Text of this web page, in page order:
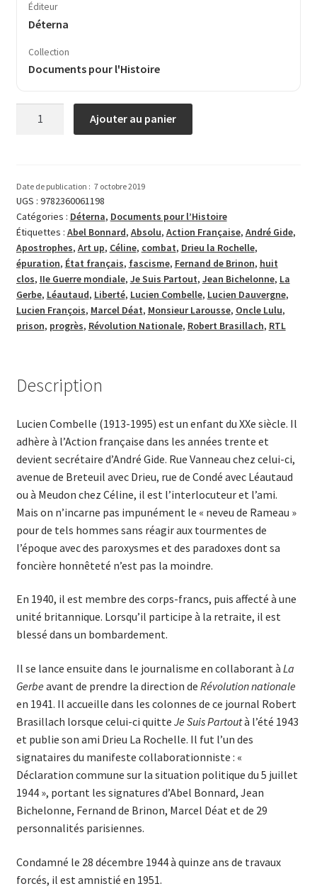
Éditeur
Déterna
Collection
Documents pour l'Histoire
huis
clos
Ajouter au panier
Date de publication : 7 octobre 2019
UGS : 9782360061198
Catégories : Déterna, Documents pour l’Histoire
Étiquettes : Abel Bonnard, Absolu, Action Française, André Gide,
Apostrophes, Art up, Céline, combat, Drieu la Rochelle,
épuration, État français, fascisme, Fernand de Brinon, huit
clos, IIe Guerre mon­diale, Je Suis Partout, Jean Bichelonne, La
Gerbe, Léautaud, Liberté, Lucien Combelle, Lucien Dauvergne,
Lucien François, Marcel Déat, Monsieur Larousse, Oncle Lulu,
prison, progrès, Révolution Nationale, Robert Brasillach, RTL
Description
Lucien Combelle (1913-1995) est un enfant du XXe siècle. Il
adhère à l’Action française dans les années trente et
devient secrétaire d’André Gide. Rue Vanneau chez celui-ci,
avenue de Breteuil avec Drieu, rue de Condé avec Léautaud
ou à Meudon chez Céline, il est l’interlocuteur et l’ami.
Mais on n’incarne pas impunément le « neveu de Rameau »
pour de tels hommes sans réagir aux tourmentes de
l’époque avec des paro­xysmes et des paradoxes dont sa
foncière honnêteté n’est pas la moindre.
En 1940, il est membre des corps-francs, puis affecté à une
unité britannique. Lorsqu’il participe à la retraite, il est
blessé dans un bombardement.
Il se lance ensuite dans le journalisme en collaborant à La
Gerbe avant de prendre la direction de Révolution nationale
en 1941. Il accueille dans les colonnes de ce journal Robert
Brasillach lorsque celui-ci quitte Je Suis Partoutà l’été 1943
et publie son ami Drieu La Rochelle. Il fut l’un des
signataires du manifeste collaborationniste : «
Déclaration commune sur la situation politique du 5 juillet
1944 », portant les signatures d’Abel Bonnard, Jean
Bichelonne, Fernand de Brinon, Marcel Déat et de 29
personnalités parisiennes.
Condamné le 28 décembre 1944 à quinze ans de travaux
forcés, il est amnistié en 1951.